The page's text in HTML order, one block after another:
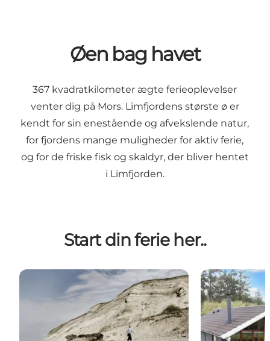
Øen bag havet
367 kvadratkilometer ægte ferieoplevelser
venter dig på Mors. Limfjordens største ø er
kendt for sin enestående og afvekslende natur,
for fjordens mange muligheder for aktiv ferie,
og for de friske fisk og skaldyr, der bliver hentet
i Limfjorden.
Start din ferie her..
Vandreferie